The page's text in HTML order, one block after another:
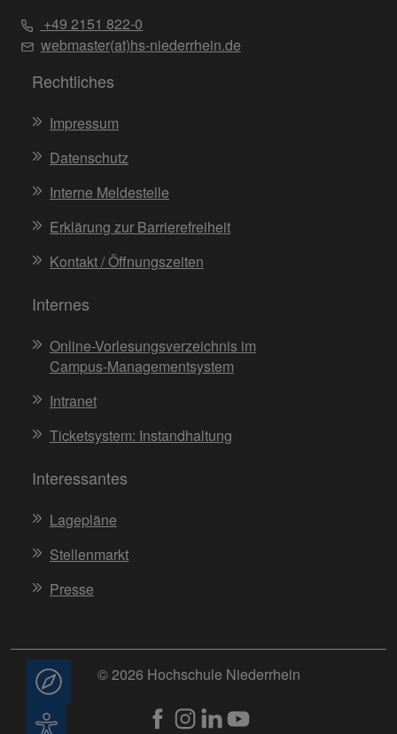
+49 2151 822-0
webmaster(at)hs-niederrhein.de
Rechtliches
Impressum
Datenschutz
Interne Meldestelle
Erklärung zur Barrierefreiheit
Kontakt / Öffnungszeiten
Internes
Online-Vorlesungsverzeichnis im
Campus-Managementsystem
Intranet
Ticketsystem: Instandhaltung
Interessantes
Lagepläne
Stellenmarkt
Presse
© 2026 Hochschule Niederrhein
Beratung
Barrierefreiheit